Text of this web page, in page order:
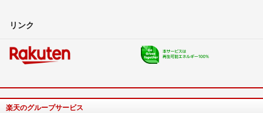
リンク
楽天のグループサービス